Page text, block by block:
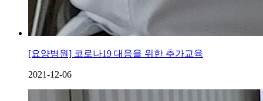
[요양병원] 코로나19 대응을 위한 추가교육
2021-12-06